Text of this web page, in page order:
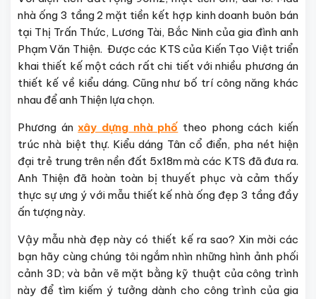
nhà ống 3 tầng 2 mặt tiền kết hợp kinh doanh buôn bán
tại Thị Trấn Thức, Lương Tài, Bắc Ninh của gia đình anh
Phạm Văn Thiện. Được các KTS của Kiến Tạo Việt triển
khai thiết kế một cách rất chi tiết với nhiều phương án
thiết kế về kiểu dáng. Cũng như bố trí công năng khác
nhau để anh Thiện lựa chọn.
Phương ánxây dựng nhà phố theo phong cách kiến
trúc nhà biệt thự. Kiểu dáng Tân cổ điển, pha nét hiện
đại trẻ trung trên nền đất 5x18m mà các KTS đã đưa ra.
Anh Thiện đã hoàn toàn bị thuyết phục và cảm thấy
thực sự ưng ý với mẫu thiết kế nhà ống đẹp 3 tầng đầy
ấn tượng này.
Vậy mẫu nhà đẹp này có thiết kế ra sao? Xin mời các
bạn hãy cùng chúng tôi ngắm nhìn những hình ảnh phối
cảnh 3D; và bản vẽ mặt bằng kỹ thuật của công trình
này để tìm kiếm ý tưởng dành cho công trình của gia